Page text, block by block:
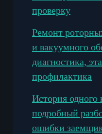
проверку
Ремонт
и вакуумного
диагностика,
профилактика
История одного
подробный
ошибки